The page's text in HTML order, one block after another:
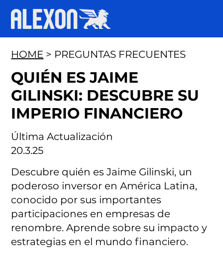
Última Actualización
20.3.25
HOME > PREGUNTAS FRECUENTES
QUIÉN ES JAIME
GILINSKI: DESCUBRE SU
IMPERIO FINANCIERO
Descubre quién es Jaime Gilinski, un
poderoso inversor en América Latina,
conocido por sus importantes
participaciones en empresas de
renombre. Aprende sobre su impacto y
estrategias en el mundo financiero.